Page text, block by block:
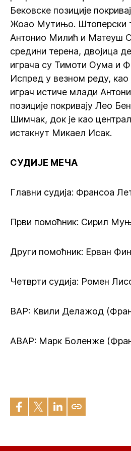
Бековске позиције
Жоао Мутињо. Штоперски
Антонио Милић и Матеуш
средини терена, двојица
играча су Тимоти Оума и
Испред у везном реду, као
играч истиче млади
позиције покривају Лео
Шимчак, док је као
истакнут Микаел Исак.
СУДИЈЕ МЕЧА
Главни судија: Франсоа
Први помоћник: Сирил
Други помоћник: Ерван
Четврти судија: Ромен
ВАР: Квили Делажод
АВАР: Марк Боленже